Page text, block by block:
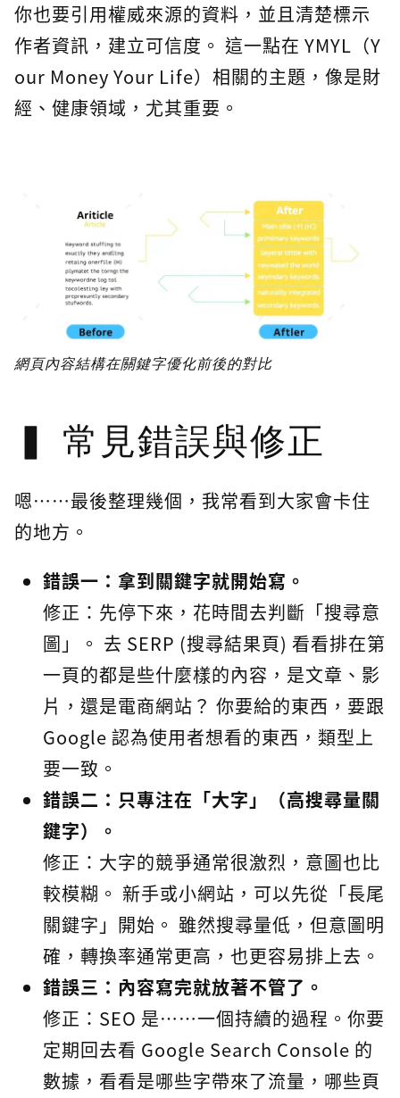
你也要引用權威來源的資料，並且清楚標示
作者資訊，建立可信度。 這一點在 YMYL（Y
our Money Your Life）相關的主題，像是財
經、健康領域，尤其重要。
網頁內容結構在關鍵字優化前後的對比
常見錯誤與修正
嗯⋯⋯最後整理幾個，我常看到大家會卡住
的地方。
錯誤一：拿到關鍵字就開始寫。
修正：先停下來，花時間去判斷「搜尋意
圖」。 去 SERP (搜尋結果頁) 看看排在第
一頁的都是些什麼樣的內容，是文章、影
片，還是電商網站？ 你要給的東西，要跟
Google 認為使用者想看的東西，類型上
要一致。
錯誤二：只專注在「大字」（高搜尋量關
鍵字）。
修正：大字的競爭通常很激烈，意圖也比
較模糊。 新手或小網站，可以先從「長尾
關鍵字」開始。 雖然搜尋量低，但意圖明
確，轉換率通常更高，也更容易排上去。
錯誤三：內容寫完就放著不管了。
修正：SEO 是⋯⋯一個持續的過程。你要
定期回去看 Google Search Console 的
數據，看看是哪些字帶來了流量，哪些頁